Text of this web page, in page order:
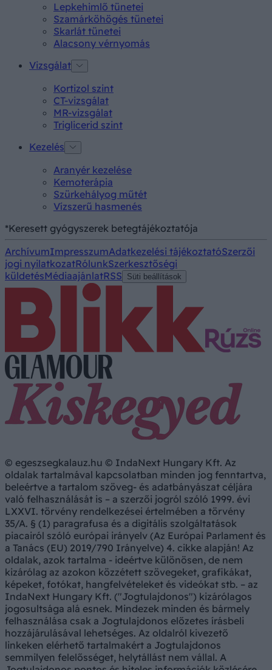
Lepkehimlő tünetei
Szamárköhögés tünetei
Skarlát tünetei
Alacsony vérnyomás
Vizsgálat
Kortizol szint
CT-vizsgálat
MR-vizsgálat
Triglicerid szint
Kezelés
Aranyér kezelése
Kemoterápia
Szürkehályog műtét
Vízszerű hasmenés
*Keresett gyógyszerek betegtájékoztatója
ArchívumImpresszumAdatkezelési tájékoztatóSzerzői
jogi nyilatkozatRólunkSzerkesztőségi
küldetésMédiaajánlatRSS Süti beállítások
© egeszsegkalauz.hu © IndaNext Hungary Kft. Az
oldalak tartalmával kapcsolatban minden jog fenntartva,
beleértve a tartalom szöveg- és adatbányászat céljára
való felhasználását is – a szerzői jogról szóló 1999. évi
LXXVI. törvény rendelkezései értelmében a törvény
35/A. § (1) paragrafusa és a digitális szolgáltatások
piacairól szóló európai irányelv (Az Európai Parlament és
a Tanács (EU) 2019/790 Irányelve) 4. cikke alapján! Az
oldalak, azok tartalma - ideértve különösen, de nem
kizárólag az azokon közzétett szövegeket, grafikákat,
képeket, fotókat, hangfelvételeket és videókat stb. – az
IndaNext Hungary Kft. ("Jogtulajdonos") kizárólagos
jogosultsága alá esnek. Mindezek minden és bármely
felhasználása csak a Jogtulajdonos előzetes írásbeli
hozzájárulásával lehetséges. Az oldalról kivezető
linkeken elérhető tartalmakért a Jogtulajdonos
semmilyen felelősséget, helytállást nem vállal. A